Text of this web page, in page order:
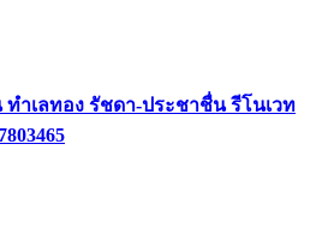
ำเลทอง รัชดา-ประชาชื่น รีโนเวท